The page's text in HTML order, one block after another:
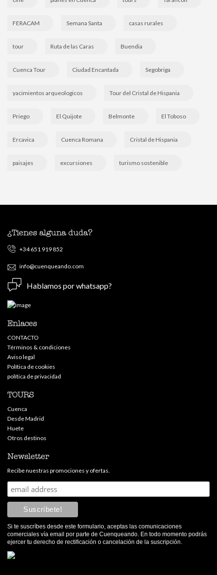
FERACAM Semana Santa casas rurales
tour Ruta de las Caras Buendia
Cuenca Tour Ciudad Encantada Segobriga
yacimientos arqueologicos Tour del Cristal de Hispania
Priego El Quijote Belmonte El Toboso
Ercavica Cuenca Romana Cristal de Hispania
paisajes excursiones turismo sostenible
¿Tienes alguna duda?
+34 651 919 852
info@cuenqueando.com
Hablamos por whatsapp?
Enlaces
CONTACTO
Términos & condiciones
Aviso legal
Política de cookies
política de privacidad
TOURS
Cuenca
Desde Madrid
Huete
Otros destinos
Newsletter
Recibe nuestras promociones y ofertas.
Si te suscríbes desde este formulario, aceptas las comunicaciones
comerciales vía email por parte de Cuenqueando. En todo momento podrás
ejercer tu derecho de rectificación o cancelación de la suscripción.